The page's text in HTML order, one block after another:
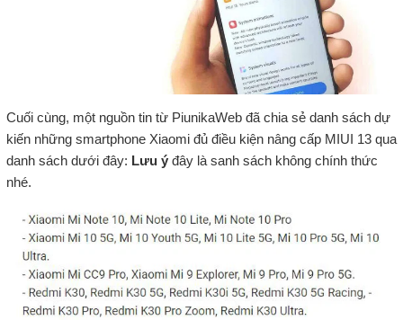
Cuối cùng, một nguồn tin từ PiunikaWeb đã chia sẻ danh sách dự
kiến những smartphone Xiaomi đủ điều kiện nâng cấp MIUI 13 qua
danh sách dưới đây: Lưu ýđây là sanh sách không chính thức
nhé.